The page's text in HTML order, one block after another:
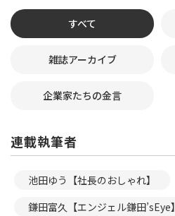
すべて
雑誌アーカイブ
企業家たちの金言
連載執筆者
池田ゆう【社長のおしゃれ】
鎌田富久【エンジェル鎌田’sEye】